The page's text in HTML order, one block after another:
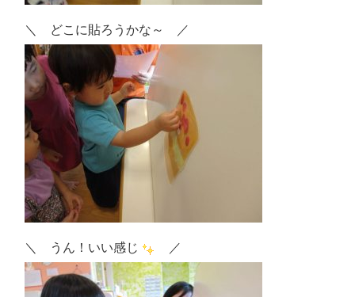
＼ どこに貼ろうかな～ ／
＼ うん！いい感じ ／